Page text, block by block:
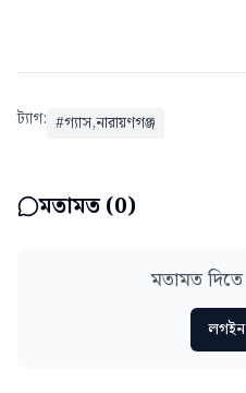
ট্যাগ: #গ্যাস,নারায়ণগঞ্জ
মতামত (0)
মতামত